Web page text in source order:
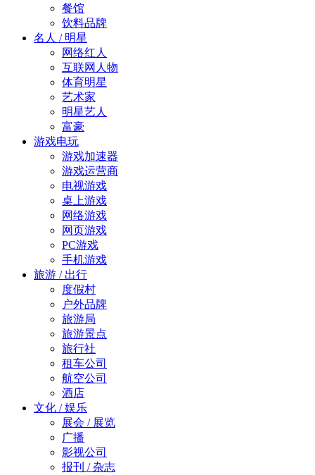
餐馆
饮料品牌
名人 / 明星
网络红人
互联网人物
体育明星
艺术家
明星艺人
富豪
游戏电玩
游戏加速器
游戏运营商
电视游戏
桌上游戏
网络游戏
网页游戏
PC游戏
手机游戏
旅游 / 出行
度假村
户外品牌
旅游局
旅游景点
旅行社
租车公司
航空公司
酒店
文化 / 娱乐
展会 / 展览
广播
影视公司
报刊 / 杂志